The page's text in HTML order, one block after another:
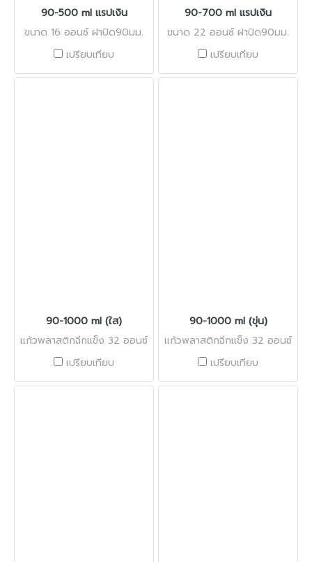
90-500 ml แรปเงิน
ขนาด 16 ออนซ์ ฝาปิด90มม.
เปรียบเทียบ
90-700 ml แรปเงิน
ขนาด 22 ออนซ์ ฝาปิด90มม.
เปรียบเทียบ
90-1000 ml (ใส)
แก้วพลาสติกฉีกแข็ง 32 ออนซ์
เปรียบเทียบ
90-1000 ml (ขุ่น)
แก้วพลาสติกฉีกแข็ง 32 ออนซ์
เปรียบเทียบ